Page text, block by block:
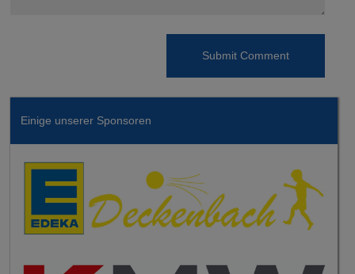
Einige unserer Sponsoren